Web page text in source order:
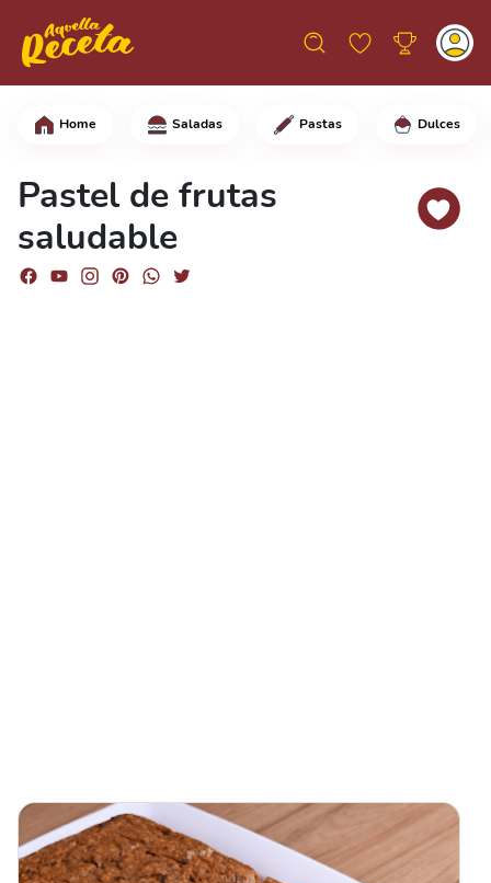
Home Saladas Pastas Dulces
Pastel de frutas
saludable
Empieza cortando las manzanas,